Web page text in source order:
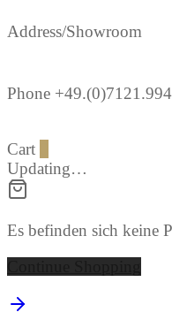
Address/Showroom
Phone
Cart
Updating…
Es befinden sich keine